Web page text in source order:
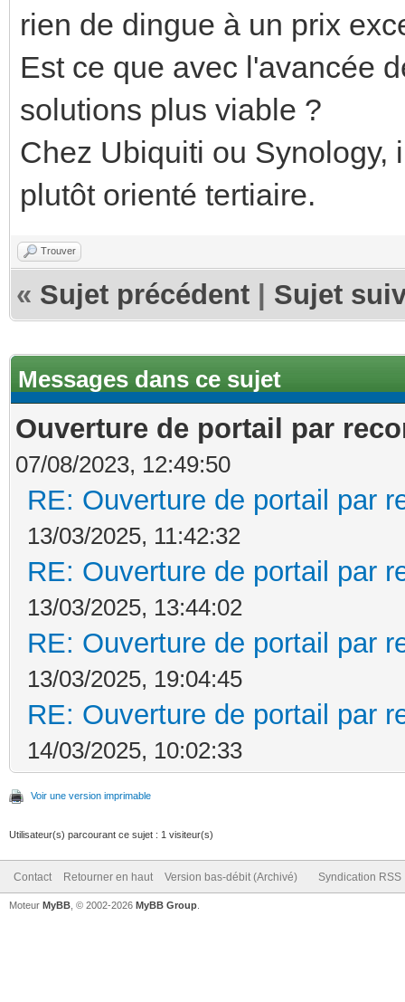
rien de dingue à un prix
Est ce que avec l'avancée
solutions plus viable ?
Chez Ubiquiti ou Synology,
plutôt orienté tertiaire.
Trouver
« Sujet précédent Sujet
Messages dans ce sujet
Ouverture de portail par
07/08/2023, 12:49:50
RE: Ouverture de portail par
13/03/2025, 11:42:32
RE: Ouverture de portail par
13/03/2025, 13:44:02
RE: Ouverture de portail par
13/03/2025, 19:04:45
RE: Ouverture de portail par
14/03/2025, 10:02:33
Voir une version imprimable
Utilisateur(s) parcourant ce sujet : 1 visiteur(s)
Contact Retourner en haut Version bas-débit (Archivé) Syndication RSS
Moteur MyBB , © 2002-2026 MyBB Group